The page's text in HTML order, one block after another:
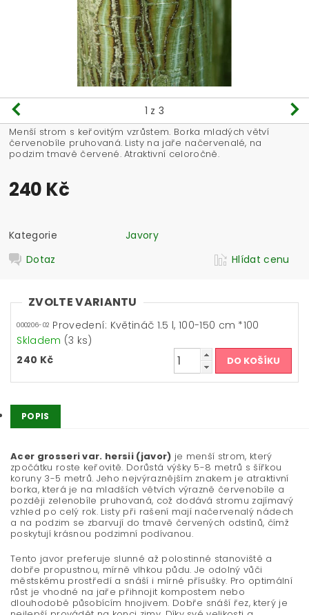
1 z 3
Menší strom s keřovitým vzrůstem. Borka mladých větví
červenobíle pruhovaná. Listy na jaře načervenalé, na
podzim tmavě červené. Atraktivní celoročně.
240 Kč
Kategorie
Javory
Dotaz
Hlídat cenu
ZVOLTE VARIANTU
000206-02 Provedení: Květináč 1.5 l, 100-150 cm *100
Skladem (3 ks)
240 Kč
POPIS
Acer grosseri var. hersii (javor) je menší strom, který
zpočátku roste keřovitě. Dorůstá výšky 5-8 metrů s šířkou
koruny 3-5 metrů. Jeho nejvýraznějším znakem je atraktivní
borka, která je na mladších větvích výrazně červenobíle a
později zelenobíle pruhovaná, což dodává stromu zajímavý
vzhled po celý rok. Listy při rašení mají načervenalý nádech
a na podzim se zbarvují do tmavě červených odstínů, čímž
poskytují krásnou podzimní podívanou.
Tento javor preferuje slunné až polostinné stanoviště a
dobře propustnou, mírně vlhkou půdu. Je odolný vůči
městskému prostředí a snáší i mírné přísušky. Pro optimální
růst je vhodné na jaře přihnojit kompostem nebo
dlouhodobě působícím hnojivem. Dobře snáší řez, který je